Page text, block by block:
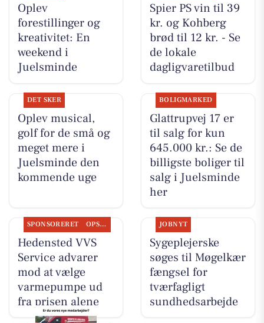
Oplev
forestillinger og
kreativitet: En
weekend i
Juelsminde
Spier PS vin til 39
kr. og Kohberg
brød til 12 kr. - Se
de lokale
dagligvaretilbud
DET SKER
Oplev musical,
golf for de små og
meget mere i
Juelsminde den
kommende uge
BOLIGMARKED
Glattrupvej 17 er
til salg for kun
645.000 kr.: Se de
billigste boliger til
salg i Juelsminde
her
SPONSORERET OPSLAGSTAVLEN
Hedensted VVS
Service advarer
mod at vælge
varmepumpe ud
fra prisen alene
JOBNYT
Sygeplejerske
søges til Møgelkær
fængsel for
tværfagligt
sundhedsarbejde